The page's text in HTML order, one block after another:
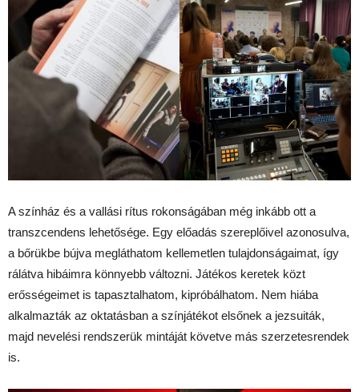
A színház és a vallási rítus rokonságában még inkább ott a
transzcendens lehetősége. Egy előadás szereplőivel azonosulva,
a bőrükbe bújva megláthatom kellemetlen tulajdonságaimat, így
rálátva hibáimra könnyebb változni. Játékos keretek közt
erősségeimet is tapasztalhatom, kipróbálhatom. Nem hiába
alkalmazták az oktatásban a színjátékot elsőnek a jezsuiták,
majd nevelési rendszerük mintáját követve más szerzetesrendek
is.